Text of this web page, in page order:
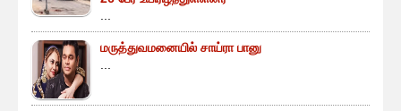
...
மருத்துவமனையில் சாய்ரா பானு
...